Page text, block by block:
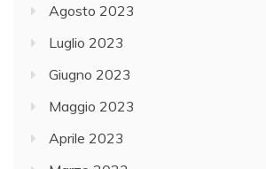
Agosto 2023
Luglio 2023
Giugno 2023
Maggio 2023
Aprile 2023